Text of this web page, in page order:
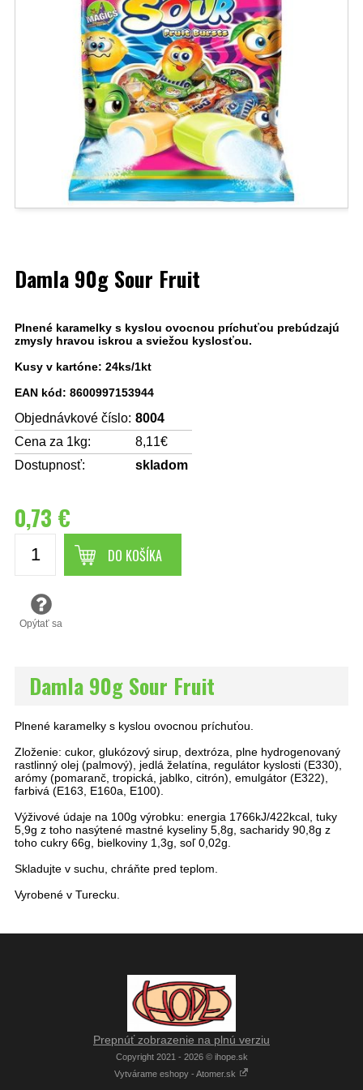
Damla 90g Sour Fruit
Plnené karamelky s kyslou ovocnou príchuťou prebúdzajú
zmysly hravou iskrou a sviežou kyslosťou.
Kusy v kartóne: 24ks/1kt
EAN kód: 8600997153944
Objednávkové číslo: 8004
Cena za 1kg:
8,11€
Dostupnosť:
skladom
0,73 €
DO KOŠÍKA
Opýtať sa
Damla 90g Sour Fruit
Plnené karamelky s kyslou ovocnou príchuťou.
Zloženie: cukor, glukózový sirup, dextróza, plne hydrogenovaný
rastlinný olej (palmový), jedlá želatína, regulátor kyslosti (E330),
arómy (pomaranč, tropická, jablko, citrón), emulgátor (E322),
farbivá (E163, E160a, E100).
Výživové údaje na 100g výrobku: energia 1766kJ/422kcal, tuky
5,9g z toho nasýtené mastné kyseliny 5,8g, sacharidy 90,8g z
toho cukry 66g, bielkoviny 1,3g, soľ 0,02g.
Skladujte v suchu, chráňte pred teplom.
Vyrobené v Turecku.
Prepnúť zobrazenie na plnú verziu
Copyright 2021 - 2026 © ihope.sk
Vytvárame eshopy - Atomer.sk